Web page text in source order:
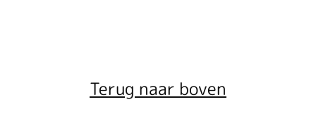
Terug naar boven